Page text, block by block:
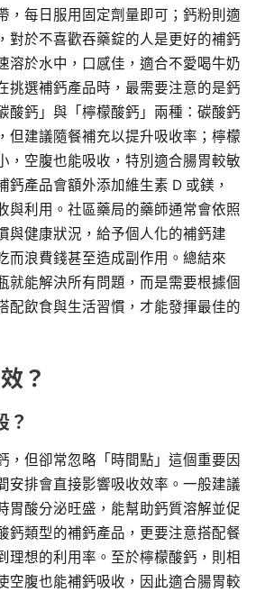
，每日服用固定劑量即可；鈣粉則適
對於不喜歡吞藥錠的人是更好的補鈣
溶於水中，口感佳，適合不愛喝牛奶
挑選補鈣產品時，最需要注意的是鈣
酸鈣」與「檸檬酸鈣」兩種：碳酸鈣
但建議隨餐補充以提升吸收率；檸檬
，空腹也能吸收，特別適合腸胃較敏
鈣產品會額外添加維生素 D 或鎂，
與利用。社區藥局的藥師通常會依照
與健康狀況，給予個人化的補鈣建
而浪費錢甚至造成副作用。總結來
就能解決所有問題，而是需要根據個
配飲食與生活習慣，才能發揮最佳的
？
？
，但卻常忽略「時間點」這個重要因
安排會直接影響吸收效率。一般建議
胃酸分泌旺盛，能幫助鈣質溶解並促
鈣類型的補鈣產品，更要注意搭配餐
理想的利用率。至於檸檬酸鈣，則相
空腹也能補鈣吸收，因此適合腸胃較